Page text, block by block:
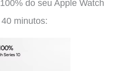
do seu Apple Watch
minutos: